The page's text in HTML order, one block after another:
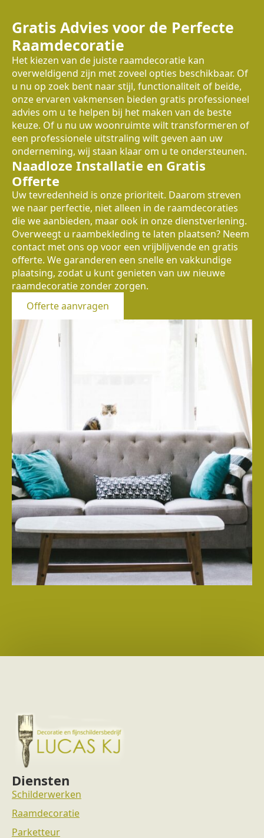
Gratis Advies voor de Perfecte
Raamdecoratie
Het kiezen van de juiste raamdecoratie kan
overweldigend zijn met zoveel opties beschikbaar. Of
u nu op zoek bent naar stijl, functionaliteit of beide,
onze ervaren vakmensen bieden gratis professioneel
advies om u te helpen bij het maken van de beste
keuze. Of u nu uw woonruimte wilt transformeren of
een professionele uitstraling wilt geven aan uw
onderneming, wij staan klaar om u te ondersteunen.
Naadloze Installatie en Gratis
Offerte
Uw tevredenheid is onze prioriteit. Daarom streven
we naar perfectie, niet alleen in de raamdecoraties
die we aanbieden, maar ook in onze dienstverlening.
Overweegt u raambekleding te laten plaatsen? Neem
contact met ons op voor een vrijblijvende en gratis
offerte. We garanderen een snelle en vakkundige
plaatsing, zodat u kunt genieten van uw nieuwe
raamdecoratie zonder zorgen.
Offerte aanvragen
Diensten
Schilderwerken
Raamdecoratie
Parketteur